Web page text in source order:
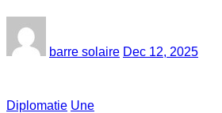
barre solaire Dec 12, 2025
Diplomatie Une